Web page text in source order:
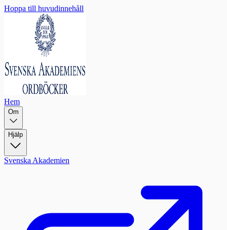
Hoppa till huvudinnehåll
Hem
Om
Hjälp
Svenska Akademien